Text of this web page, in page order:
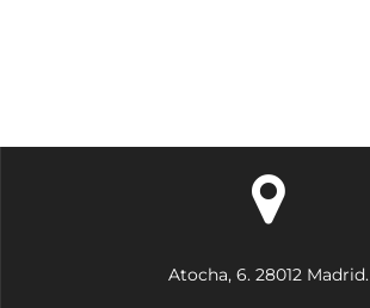
Atocha, 6. 28012 Madrid.